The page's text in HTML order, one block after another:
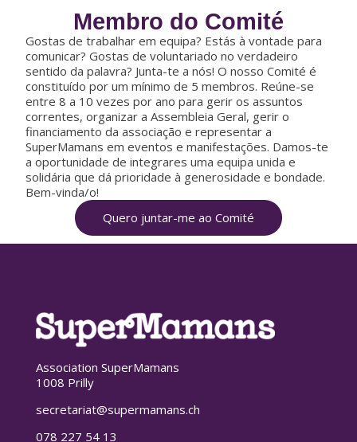
Membro do Comité
Gostas de trabalhar em equipa? Estás à vontade para
comunicar? Gostas de voluntariado no verdadeiro
sentido da palavra? Junta-te a nós! O nosso Comité é
constituído por um mínimo de 5 membros. Reúne-se
entre 8 a 10 vezes por ano para gerir os assuntos
correntes, organizar a Assembleia Geral, gerir o
financiamento da associação e representar a
SuperMamans em eventos e manifestações. Damos-te
a oportunidade de integrares uma equipa unida e
solidária que dá prioridade à generosidade e bondade.
Bem-vinda/o!
Quero juntar-me ao Comité
Association SuperMamans
1008 Prilly
secretariat@supermamans.ch
078 227 54 13